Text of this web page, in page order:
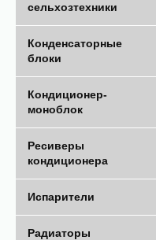
сельхозтехники
Конденсаторные
блоки
Кондиционер-
моноблок
Ресиверы
кондиционера
Испарители
Радиаторы